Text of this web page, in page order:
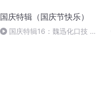
国庆特辑（国庆节快乐）
国庆特辑16：魏迅化口技 二